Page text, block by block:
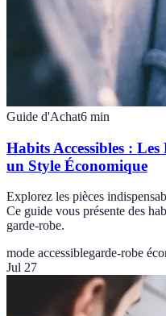
Guide d'Achat6 min
Habits Accessibles :
un Style Économique
Explorez les pièces
Ce guide vous présente des
garde-robe.
mode accessiblegarde-robe
Jul 27